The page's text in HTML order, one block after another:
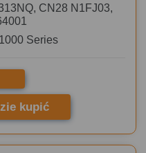
CN28 N1FJ03,
Series
kupić